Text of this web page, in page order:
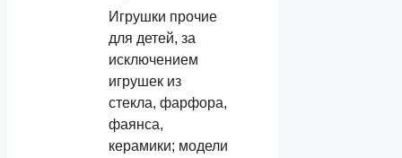
Игрушки прочие
для детей, за
исключением
игрушек из
стекла, фарфора,
фаянса,
керамики; модели